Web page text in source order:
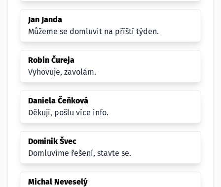
Jan Janda
Můžeme se domluvit na příští týden.
Robin Čureja
Vyhovuje, zavolám.
Daniela Čeňková
Děkuji, pošlu více info.
Dominik Švec
Domluvíme řešení, stavte se.
Michal Neveselý